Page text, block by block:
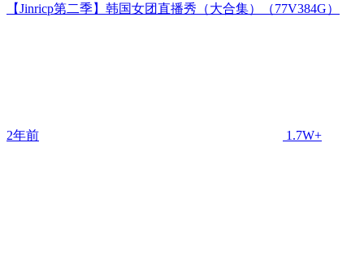
【Jinricp第二季】韩国女团直播秀（大合集）（77V384G）
2年前 1.7W+